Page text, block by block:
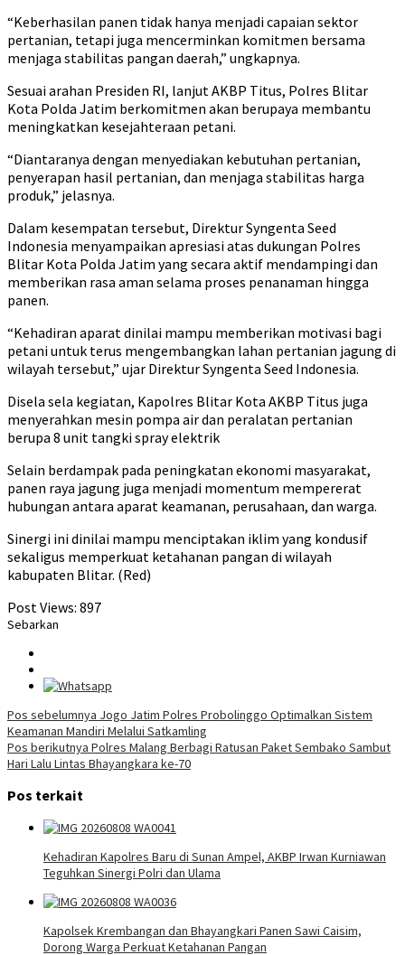
“Keberhasilan panen tidak hanya menjadi capaian sektor
pertanian, tetapi juga mencerminkan komitmen bersama
menjaga stabilitas pangan daerah,” ungkapnya.
Sesuai arahan Presiden RI, lanjut AKBP Titus, Polres Blitar
Kota Polda Jatim berkomitmen akan berupaya membantu
meningkatkan kesejahteraan petani.
“Diantaranya dengan menyediakan kebutuhan pertanian,
penyerapan hasil pertanian, dan menjaga stabilitas harga
produk,” jelasnya.
Dalam kesempatan tersebut, Direktur Syngenta Seed
Indonesia menyampaikan apresiasi atas dukungan Polres
Blitar Kota Polda Jatim yang secara aktif mendampingi dan
memberikan rasa aman selama proses penanaman hingga
panen.
“Kehadiran aparat dinilai mampu memberikan motivasi bagi
petani untuk terus mengembangkan lahan pertanian jagung di
wilayah tersebut,” ujar Direktur Syngenta Seed Indonesia.
Disela sela kegiatan, Kapolres Blitar Kota AKBP Titus juga
menyerahkan mesin pompa air dan peralatan pertanian
berupa 8 unit tangki spray elektrik
Selain berdampak pada peningkatan ekonomi masyarakat,
panen raya jagung juga menjadi momentum mempererat
hubungan antara aparat keamanan, perusahaan, dan warga.
Sinergi ini dinilai mampu menciptakan iklim yang kondusif
sekaligus memperkuat ketahanan pangan di wilayah
kabupaten Blitar. (Red)
Post Views: 897
Sebarkan
Navigasi
pos
Pos sebelumnya Jogo Jatim Polres Probolinggo Optimalkan Sistem
Keamanan Mandiri Melalui Satkamling
Pos berikutnya Polres Malang Berbagi Ratusan Paket Sembako Sambut
Hari Lalu Lintas Bhayangkara ke-70
Pos terkait
Kehadiran Kapolres Baru di Sunan Ampel, AKBP Irwan Kurniawan
Teguhkan Sinergi Polri dan Ulama
Kapolsek Krembangan dan Bhayangkari Panen Sawi Caisim,
Dorong Warga Perkuat Ketahanan Pangan